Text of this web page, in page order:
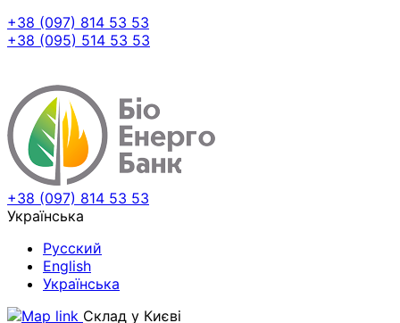
+38 (097) 814 53 53
+38 (095) 514 53 53
+38 (097) 814 53 53
Українська
Русский
English
Українська
Склад у Києві